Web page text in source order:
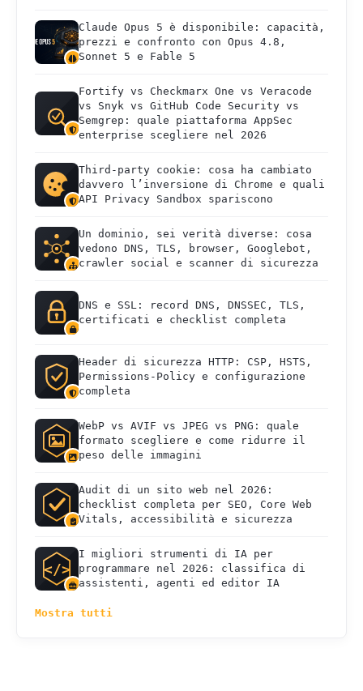
Claude Opus 5 è disponibile: capacità,
prezzi e confronto con Opus 4.8,
Sonnet 5 e Fable 5
Fortify vs Checkmarx One vs Veracode
vs Snyk vs GitHub Code Security vs
Semgrep: quale piattaforma AppSec
enterprise scegliere nel 2026
Third-party cookie: cosa ha cambiato
davvero l’inversione di Chrome e quali
API Privacy Sandbox spariscono
Un dominio, sei verità diverse: cosa
vedono DNS, TLS, browser, Googlebot,
crawler social e scanner di sicurezza
DNS e SSL: record DNS, DNSSEC, TLS,
certificati e checklist completa
Header di sicurezza HTTP: CSP, HSTS,
Permissions-Policy e configurazione
completa
WebP vs AVIF vs JPEG vs PNG: quale
formato scegliere e come ridurre il
peso delle immagini
Audit di un sito web nel 2026:
checklist completa per SEO, Core Web
Vitals, accessibilità e sicurezza
I migliori strumenti di IA per
programmare nel 2026: classifica di
assistenti, agenti ed editor IA
Mostra tutti